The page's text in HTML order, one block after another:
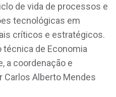
de vida de processos e
tecnológicas em
críticos e estratégicos.
técnica de Economia
a coordenação e
Carlos Alberto Mendes